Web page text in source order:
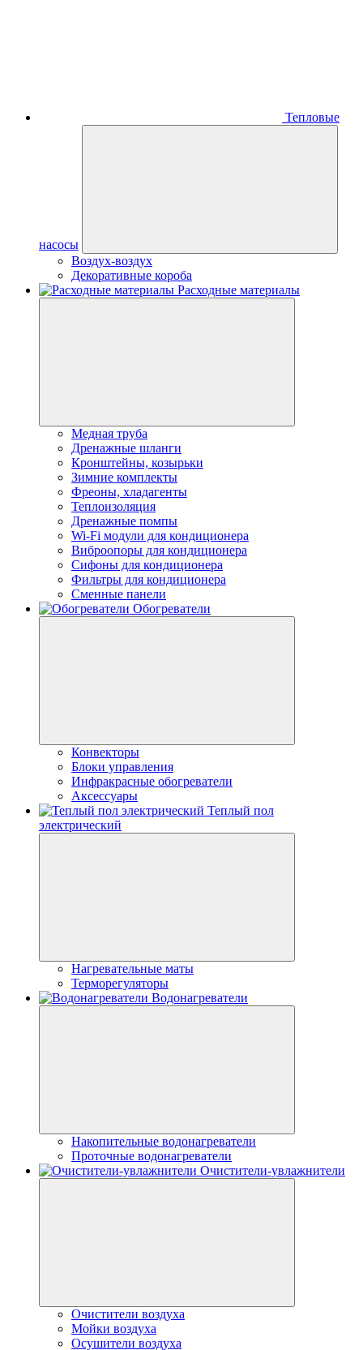
Тепловые
насосы
Воздух-воздух
Декоративные короба
Расходные материалы
Медная труба
Дренажные шланги
Кронштейны, козырьки
Зимние комплекты
Фреоны, хладагенты
Теплоизоляция
Дренажные помпы
Wi-Fi модули для кондиционера
Виброопоры для кондиционера
Сифоны для кондиционера
Фильтры для кондиционера
Сменные панели
Обогреватели
Конвекторы
Блоки управления
Инфракрасные обогреватели
Аксессуары
Теплый пол
электрический
Нагревательные маты
Терморегуляторы
Водонагреватели
Накопительные водонагреватели
Проточные водонагреватели
Очистители-увлажнители
Очистители воздуха
Мойки воздуха
Осушители воздуха